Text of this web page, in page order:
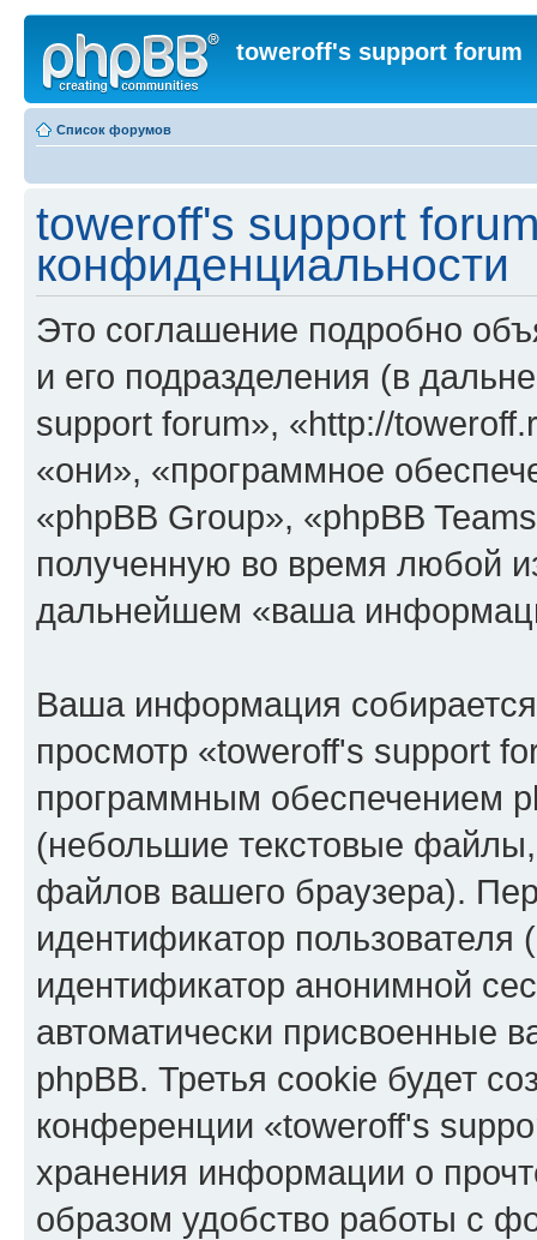
toweroff's support forum
Список форумов
toweroff's support
конфиденциальности
Это соглашение подробно
и его подразделения (в
support forum», «http://
«они», «программное
«phpBB Group», «phpBB
полученную во время любой
дальнейшем «ваша
Ваша информация
просмотр «toweroff's support
программным обеспечением
(небольшие текстовые
файлов вашего браузера).
идентификатор
идентификатор анонимной
автоматически присвоенные
phpBB. Третья cookie будет
конференции «toweroff's
хранения информации о
образом удобство работы с